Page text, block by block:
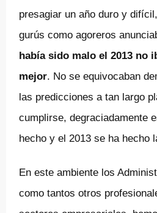
presagiar un año duro y
gurús como agoreros
había sido malo el 2013 no
mejor. No se equivocaban
las predicciones a tan largo
cumplirse, degraciadamente
hecho y el 2013 se ha hecho
En este ambiente los
como tantos otros